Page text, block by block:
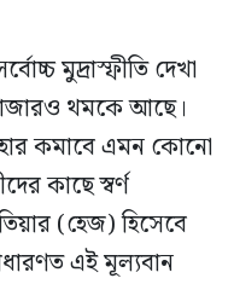
মুদ্রাস্ফীতি দেখা
থমকে আছে।
কমাবে এমন কোনো
কাছে স্বর্ণ
(হেজ) হিসেবে
এই মূল্যবান